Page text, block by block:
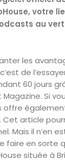
votre
au
les
de
60 jours
Magazine. Si
offre
Cet article
Mais il n’en
faire en sorte
située à